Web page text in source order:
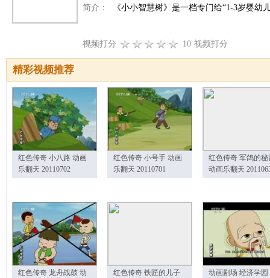
简介：
《小小智慧树》是一档专门给“1-3岁婴
视频打分 10 视频打分
精彩视频推荐
红色传奇 小八路 动画
乐翻天 20110702
红色传奇 小号手 动画
乐翻天 20110701
红色传奇 军鸽的秘
动画乐翻天
红色传奇 龙舟战鼓 动
红色传奇 铁匠的儿子
动画剧场 经济学园